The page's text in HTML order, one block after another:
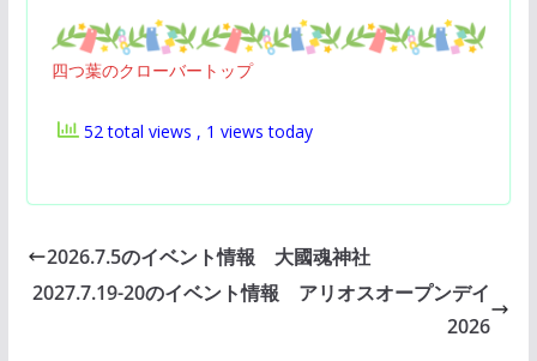
四つ葉のクローバートップ
52 total views , 1 views today
2026.7.5のイベント情報 大國魂神社
2027.7.19-20のイベント情報 アリオスオープンデイ
2026